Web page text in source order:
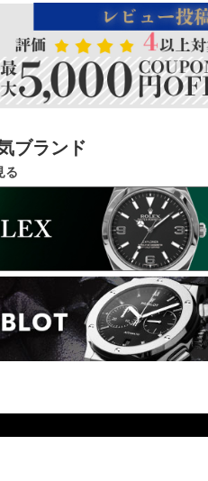
ブランド
る